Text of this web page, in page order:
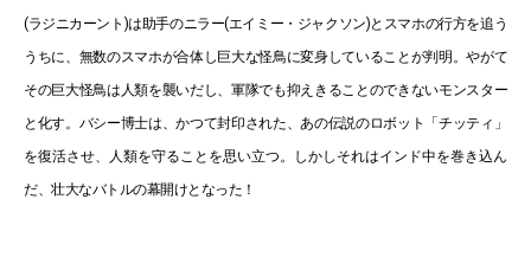
(ラジニカーント)は助手のニラー(エイミー・ジャクソン)とスマホの行方を追う
うちに、無数のスマホが合体し巨大な怪鳥に変身していることが判明。やがて
その巨大怪鳥は人類を襲いだし、軍隊でも抑えきることのできないモンスター
と化す。バシー博士は、かつて封印された、あの伝説のロボット「チッティ」
を復活させ、人類を守ることを思い立つ。しかしそれはインド中を巻き込ん
だ、壮大なバトルの幕開けとなった！